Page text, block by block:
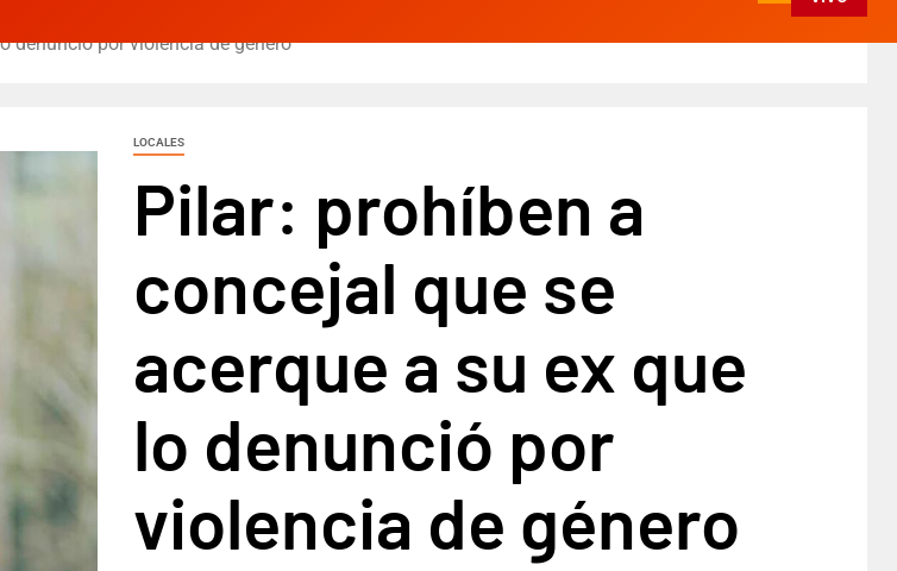
denunció por violencia de género
LOCALES
Pilar: prohíben a
concejal que se
acerque a su ex que
lo denunció por
violencia de género